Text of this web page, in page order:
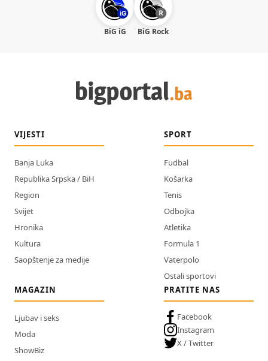
BiG iG BiG Rock
VIJESTI
Banja Luka
Republika Srpska / BiH
Region
Svijet
Hronika
Kultura
Saopštenje za medije
SPORT
Fudbal
Košarka
Tenis
Odbojka
Atletika
Formula 1
Vaterpolo
Ostali sportovi
MAGAZIN
Ljubav i seks
Moda
ShowBiz
PRATITE NAS
Facebook
Instagram
X / Twitter